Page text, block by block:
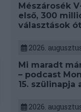
Mészárosék
első, 300
választások
2026.
Mi maradt
– podcast
15. szülinapja
2026.